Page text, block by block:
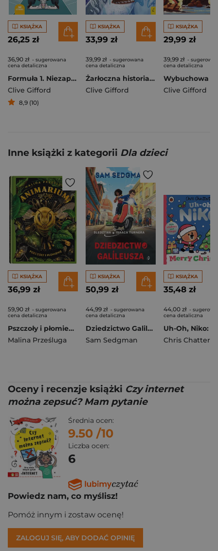
KSIĄŻKA
26,25 zł
36,90 zł - sugerowana
cena detaliczna
Formuła 1. Niezapomniane chwile. Najlepsi sportowcy świata
Clive Gifford
8,9 (10)
KSIĄŻKA
33,99 zł
39,99 zł - sugerowana
cena detaliczna
Żarłoczna historia rekinów. Młodzi Odkrywcy
Clive Gifford
KSIĄŻKA
29,99 zł
39,99 zł -
cena detaliczna
Clive Gifford
Inne książki z kategorii Dla dzieci
KSIĄŻKA
36,99 zł
59,90 zł - sugerowana
cena detaliczna
Pszczoły i płomienie. Animarium. Tom 2
Malina Prześluga
KSIĄŻKA
50,99 zł
44,99 zł - sugerowana
cena detaliczna
Dziedzictwo Galileusza. Śledztwa Isaaca Turnera, Tom 3
Sam Sedgman
KSIĄŻKA
35,48 zł
44,00 zł -
cena detaliczna
Chris
Oceny i recenzje książki Czy internet
można zepsuć? Mam pytanie
Średnia ocen:
9.50 /10
Liczba ocen:
6
Powiedz nam, co myślisz!
Pomóż innym i zostaw ocenę!
ZALOGUJ SIĘ, ABY DODAĆ OPINIĘ